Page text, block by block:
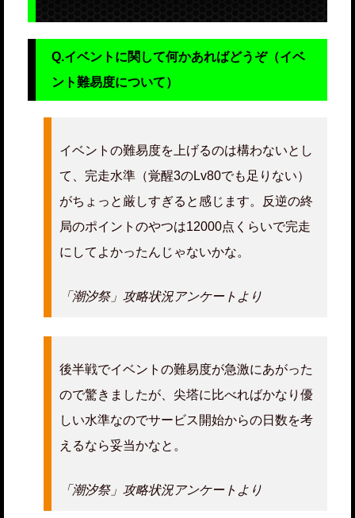
Q.イベントに関して何かあればどうぞ（イベ
ント難易度について）
イベントの難易度を上げるのは構わないとし
て、完走水準（覚醒3のLv80でも足りない）
がちょっと厳しすぎると感じます。反逆の終
局のポイントのやつは12000点くらいで完走
にしてよかったんじゃないかな。
「潮汐祭」攻略状況アンケートより
後半戦でイベントの難易度が急激にあがった
ので驚きましたが、尖塔に比べればかなり優
しい水準なのでサービス開始からの日数を考
えるなら妥当かなと。
「潮汐祭」攻略状況アンケートより